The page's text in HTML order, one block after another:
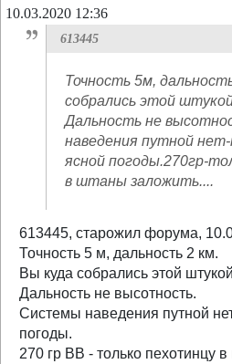
10.03.2020 12:36
613445
Точность 5м,
собрались этой
Дальность не
наведения путной
ясной погоды.270гр-
в штаны заложить....
613445, старожил форума,
Точность 5 м, дальность 2 км.
Вы куда собрались этой
Дальность не высотность.
Системы наведения путной
погоды.
270 гр ВВ - только пехотинцу